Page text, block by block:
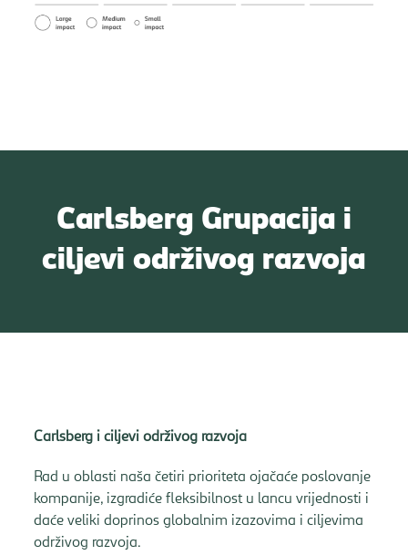
Carlsberg Grupacija i
ciljevi održivog razvoja
Carlsberg i ciljevi održivog razvoja
Rad u oblasti naša četiri prioriteta ojačaće poslovanje
kompanije, izgradiće fleksibilnost u lancu vrijednosti i
daće veliki doprinos globalnim izazovima i ciljevima
održivog razvoja.